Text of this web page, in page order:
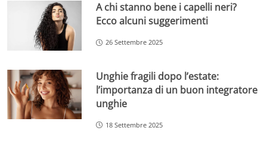
A chi stanno bene i capelli neri?
Ecco alcuni suggerimenti
26 Settembre 2025
Unghie fragili dopo l’estate:
l’importanza di un buon integratore
unghie
18 Settembre 2025